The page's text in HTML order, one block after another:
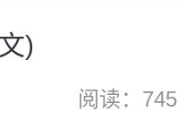
)
阅读：745